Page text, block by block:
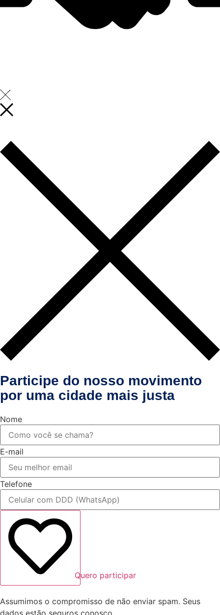
Participe do nosso movimento
por uma cidade mais justa
Nome
E-mail
Telefone
Quero participar
Assumimos o compromisso de não enviar spam. Seus
dados estão seguros conosco.